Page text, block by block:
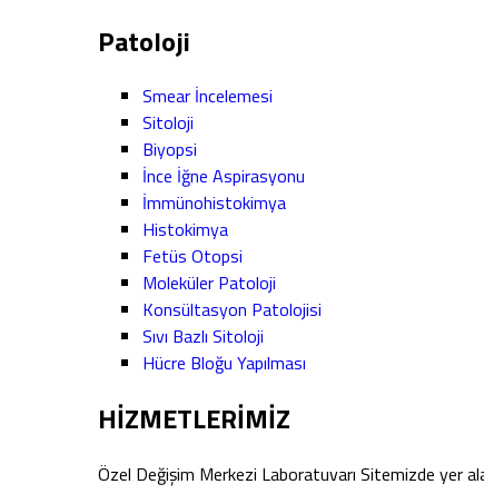
Patoloji
Smear İncelemesi
Sitoloji
Biyopsi
İnce İğne Aspirasyonu
İmmünohistokimya
Histokimya
Fetüs Otopsi
Moleküler Patoloji
Konsültasyon Patolojisi
Sıvı Bazlı Sitoloji
Hücre Bloğu Yapılması
HİZMETLERİMİZ
Özel Değişim Merkezi Laboratuvarı Sitemizde yer